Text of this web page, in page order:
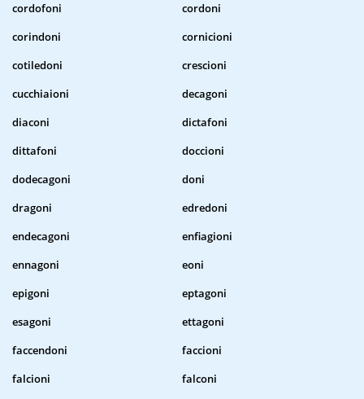
cordofoni
cordoni
corindoni
cornicioni
cotiledoni
crescioni
cucchiaioni
decagoni
diaconi
dictafoni
dittafoni
doccioni
dodecagoni
doni
dragoni
edredoni
endecagoni
enfiagioni
ennagoni
eoni
epigoni
eptagoni
esagoni
ettagoni
faccendoni
faccioni
falcioni
falconi